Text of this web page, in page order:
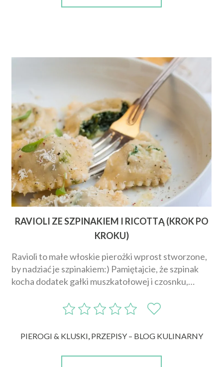
RAVIOLI ZE SZPINAKIEM I RICOTTĄ (KROK PO
KROKU)
Ravioli to małe włoskie pierożki wprost stworzone,
by nadziać je szpinakiem:) Pamiętajcie, że szpinak
kocha dodatek gałki muszkatołowej i czosnku,…
PIEROGI & KLUSKI, PRZEPISY – BLOG KULINARNY